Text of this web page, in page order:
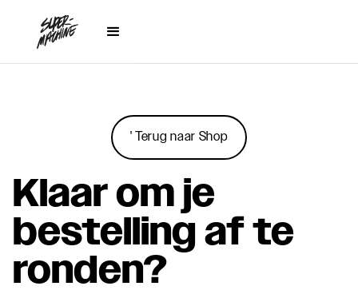
' Terug naar Shop
Klaar om je
bestelling af te
ronden?